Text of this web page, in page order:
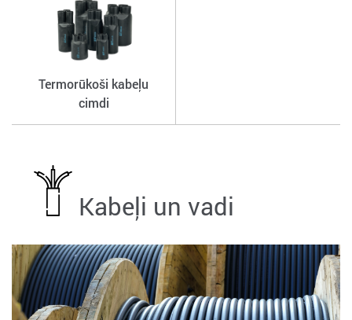
Termorūkoši kabeļu
cimdi
Kabeļi un vadi